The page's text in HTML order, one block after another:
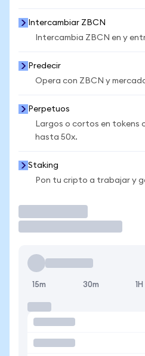
Intercambiar ZBCN
Intercambia ZBCN en y
Predecir
Opera con ZBCN y
Perpetuos
Largos o cortos en tokens
hasta 50x.
Staking
Pon tu cripto a trabajar y
15m 30m 1H